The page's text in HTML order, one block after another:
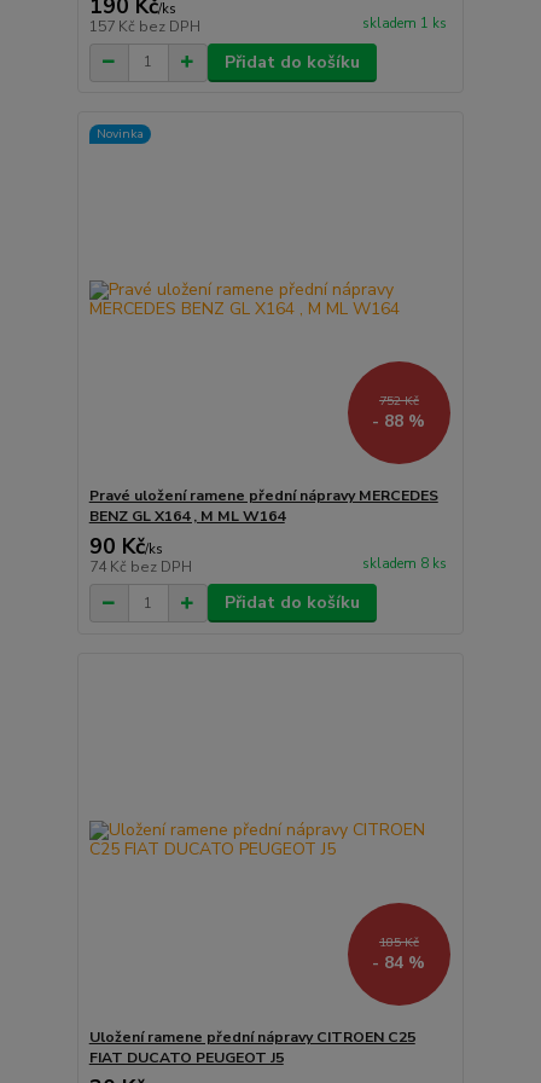
/ks
157 Kč bez DPH skladem 1 ks
Přidat do košíku
Novinka
752 Kč
- 88 %
Pravé uložení ramene přední nápravy MERCEDES
BENZ GL X164 , M ML W164
90 Kč/ks
74 Kč bez DPH skladem 8 ks
Přidat do košíku
185 Kč
- 84 %
Uložení ramene přední nápravy CITROEN C25
FIAT DUCATO PEUGEOT J5